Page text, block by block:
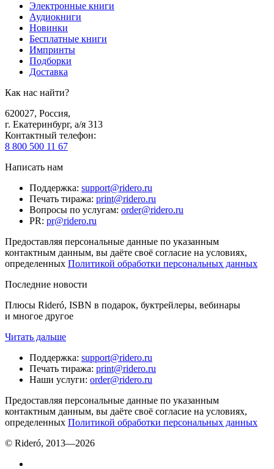
Электронные книги
Аудиокниги
Новинки
Бесплатные книги
Импринты
Подборки
Доставка
Как нас найти?
620027, Россия,
г. Екатеринбург, а/я 313
Контактный телефон:
8 800 500 11 67
Написать нам
Поддержка: support@ridero.ru
Печать тиража: print@ridero.ru
Вопросы по услугам: order@ridero.ru
PR: pr@ridero.ru
Предоставляя персональные данные по указанным
контактным данным, вы даёте своё согласие на условиях,
определенных Политикой обработки персональных данных
Последние новости
Плюсы Rideró, ISBN в подарок, буктрейлеры, вебинары
и многое другое
Читать дальше
Поддержка: support@ridero.ru
Печать тиража: print@ridero.ru
Наши услуги: order@ridero.ru
Предоставляя персональные данные по указанным
контактным данным, вы даёте своё согласие на условиях,
определенных Политикой обработки персональных данных
© Rideró, 2013—2026